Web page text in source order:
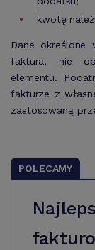
kwotę
Dane
faktura, nie
elementu.
fakturze z
zastosowaną
POLECAMY